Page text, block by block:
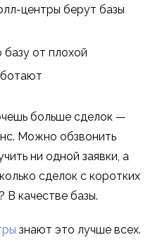
центры берут базы
от плохой
больше сделок —
Можно обзвонить
ни одной заявки, а
сделок с коротких
В качестве базы.
знают это лучше всех.